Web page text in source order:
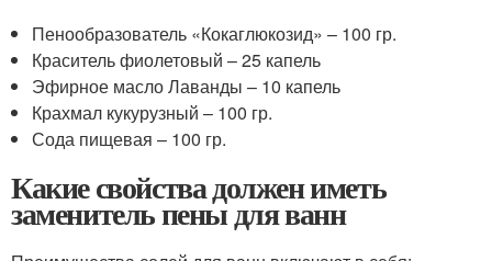
Пенообразователь «Кокаглюкозид» – 100 гр.
Краситель фиолетовый – 25 капель
Эфирное масло Лаванды – 10 капель
Крахмал кукурузный – 100 гр.
Сода пищевая – 100 гр.
Какие свойства должен иметь
заменитель пены для ванн